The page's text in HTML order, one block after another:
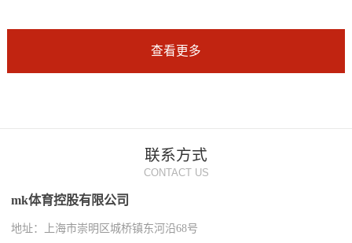
查看更多
联系方式
CONTACT US
mk体育控股有限公司
地址：上海市崇明区城桥镇东河沿68号